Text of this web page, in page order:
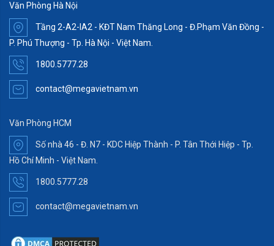
Văn Phòng Hà Nội
Tầng 2-A2-IA2 - KĐT Nam Thăng Long - Đ.Phạm Văn Đồng -
P. Phú Thượng - Tp. Hà Nội - Việt Nam.
1800.5777.28
contact@megavietnam.vn
Văn Phòng HCM
Số nhà 46 - Đ. N7 - KDC Hiệp Thành - P. Tân Thới Hiệp - Tp.
Hồ Chí Minh - Việt Nam.
1800.5777.28
contact@megavietnam.vn